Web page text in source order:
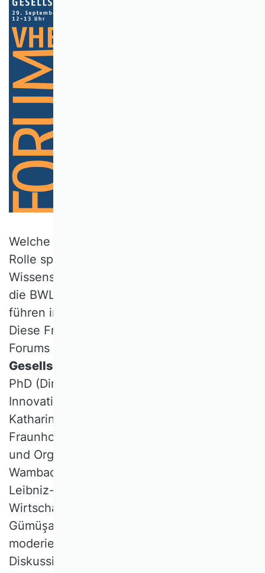
Welche Wirtschaft wollen wir und welche
Rolle spielen die außeruniversitären
Wissenschaftsorganisationen? Wie bringt
die BWL sich stärker ein und welche Wege
führen in die Wissenschaftsorganisationen?
Diese Fragen standen im Zentrum des VHB
Forums
Gesellschaft
PhD (Direktor Max-Planck-Institut für
Innovation und Wettbewerb), Prof. Dr.
Katharina Hölzle (Institutsleiterin des
Fraunhofer Instituts für Arbeitswirtschaft
und Organisation IAO) und Prof. Achim
Wambach, PhD (Präsident des ZEW –
Leibniz-Zentrum für Europäische
Wirtschaftsforschung). Prof. Dr. Ali A.
Gümüşay und Prof. Dr. Christian Schlag
moderierten die sehr gut besuchte Online-
Diskussionsrunde.